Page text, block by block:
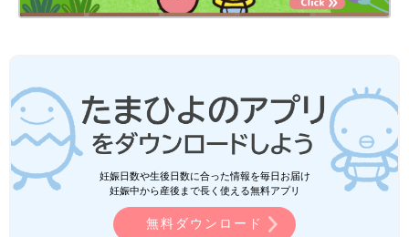
妊娠日数や生後日数に合った情報を毎日お届け
妊娠中から産後まで長く使える無料アプリ
無料ダウンロード